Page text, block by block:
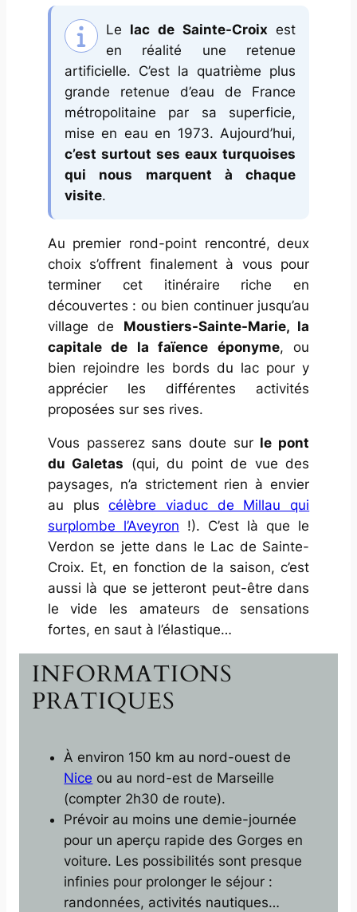
Le lac de Sainte-Croix est
en réalité une retenue
artificielle. C’est la quatrième plus
grande retenue d’eau de France
métropolitaine par sa superficie,
mise en eau en 1973. Aujourd’hui,
c’est surtout ses eaux turquoises
qui nous marquent à chaque
visite.
Au premier rond-point rencontré, deux
choix s’offrent finalement à vous pour
terminer cet itinéraire riche en
découvertes : ou bien continuer jusqu’au
village de Moustiers-Sainte-Marie, la
capitale de la faïence éponyme, ou
bien rejoindre les bords du lac pour y
apprécier les différentes activités
proposées sur ses rives.
Vous passerez sans doute sur le pont
du Galetas (qui, du point de vue des
paysages, n’a strictement rien à envier
au pluscélèbre viaduc de Millau qui
surplombe l’Aveyron !). C’est là que le
Verdon se jette dans le Lac de Sainte-
Croix. Et, en fonction de la saison, c’est
aussi là que se jetteront peut-être dans
le vide les amateurs de sensations
fortes, en saut à l’élastique…
INFORMATIONS
PRATIQUES
À environ 150 km au nord-ouest de
Nice ou au nord-est de Marseille
(compter 2h30 de route).
Prévoir au moins une demie-journée
pour un aperçu rapide des Gorges en
voiture. Les possibilités sont presque
infinies pour prolonger le séjour :
randonnées, activités nautiques…